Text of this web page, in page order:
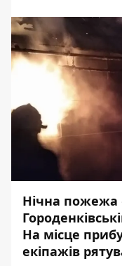
Нічна пожежа
На місце
екіпажів